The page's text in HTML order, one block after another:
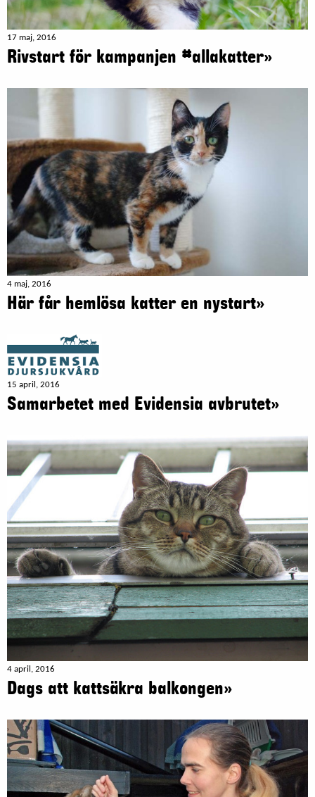
17 maj, 2016
Rivstart för kampanjen #allakatter»
4 maj, 2016
Här får hemlösa katter en nystart»
15 april, 2016
Samarbetet med Evidensia avbrutet»
4 april, 2016
Dags att kattsäkra balkongen»